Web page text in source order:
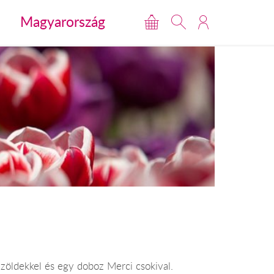
Magyarország
és egy doboz Merci csokival.